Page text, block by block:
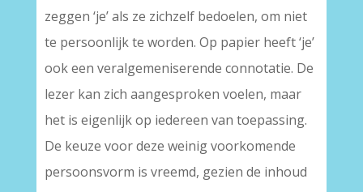
zeggen ‘je’ als ze zichzelf bedoelen, om niet
te persoonlijk te worden. Op papier heeft ‘je’
ook een veralgemeniserende connotatie. De
lezer kan zich aangesproken voelen, maar
het is eigenlijk op iedereen van toepassing.
De keuze voor deze weinig voorkomende
persoonsvorm is vreemd, gezien de inhoud